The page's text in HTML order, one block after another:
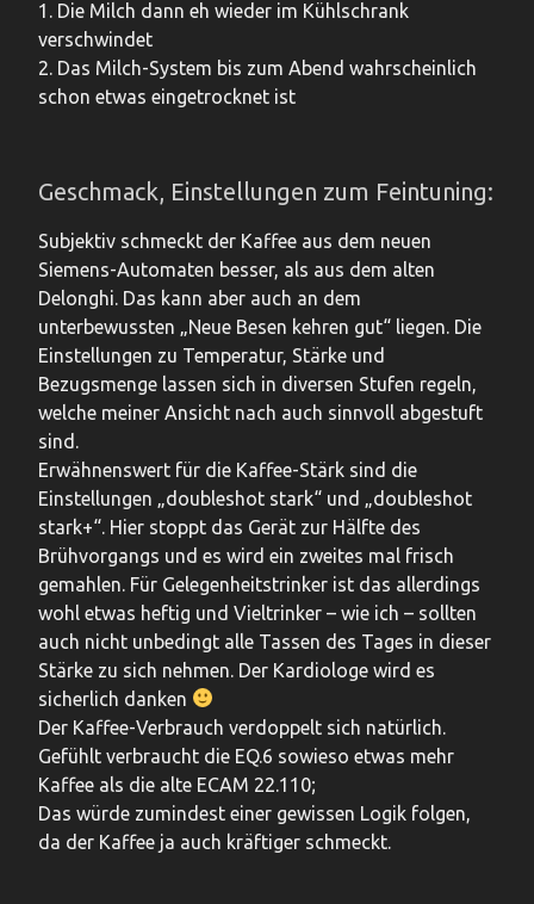
1. Die Milch dann eh wieder im Kühlschrank
verschwindet
2. Das Milch-System bis zum Abend wahrscheinlich
schon etwas eingetrocknet ist
Geschmack, Einstellungen zum Feintuning:
Subjektiv schmeckt der Kaffee aus dem neuen
Siemens-Automaten besser, als aus dem alten
Delonghi. Das kann aber auch an dem
unterbewussten „Neue Besen kehren gut“ liegen. Die
Einstellungen zu Temperatur, Stärke und
Bezugsmenge lassen sich in diversen Stufen regeln,
welche meiner Ansicht nach auch sinnvoll abgestuft
sind.
Erwähnenswert für die Kaffee-Stärk sind die
Einstellungen „doubleshot stark“ und „doubleshot
stark+“. Hier stoppt das Gerät zur Hälfte des
Brühvorgangs und es wird ein zweites mal frisch
gemahlen. Für Gelegenheitstrinker ist das allerdings
wohl etwas heftig und Vieltrinker – wie ich – sollten
auch nicht unbedingt alle Tassen des Tages in dieser
Stärke zu sich nehmen. Der Kardiologe wird es
sicherlich danken
Der Kaffee-Verbrauch verdoppelt sich natürlich.
Gefühlt verbraucht die EQ.6 sowieso etwas mehr
Kaffee als die alte ECAM 22.110;
Das würde zumindest einer gewissen Logik folgen,
da der Kaffee ja auch kräftiger schmeckt.